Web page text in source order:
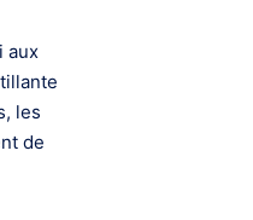
aux
les
de